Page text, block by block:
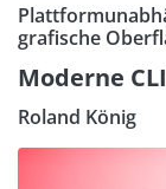
grafische
Moderne
Roland König